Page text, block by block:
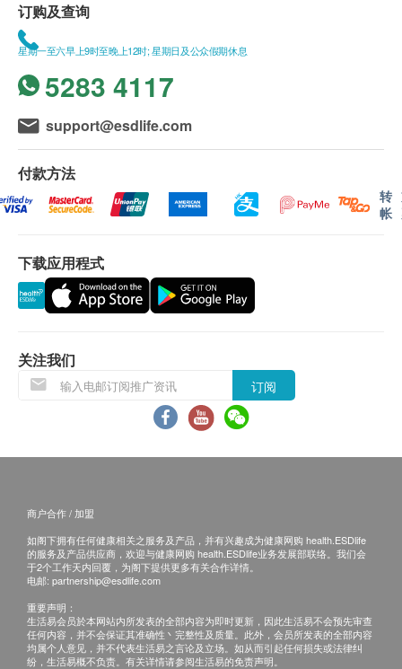
订购及查询
星期一至六早上9时至晚上12时; 星期日及公众假期休息
5283 4117
support@esdlife.com
付款方法
转
帐
下载应用程式
关注我们
订阅
商户合作 / 加盟
如阁下拥有任何健康相关之服务及产品，并有兴趣成为健康网购 health.ESDlife
的服务及产品供应商，欢迎与健康网购 health.ESDlife业务发展部联络。我们会
于2个工作天内回覆，为阁下提供更多有关合作详情。
电邮: partnership@esdlife.com
重要声明：
生活易会员於本网站内所发表的全部内容为即时更新，因此生活易不会预先审查
任何内容，并不会保证其准确性丶完整性及质量。此外，会员所发表的全部内容
均属个人意见，并不代表生活易之言论及立场。如从而引起任何损失或法律纠
纷，生活易概不负责。有关详情请参阅生活易的免责声明。